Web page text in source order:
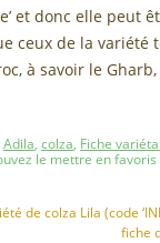
et donc elle peut
ceux de la variété
à savoir le
Adila, colza, Fiche
le mettre en favoris
de colza Lila (code
fiche